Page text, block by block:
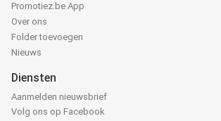
Promotiez.be App
Over ons
Folder toevoegen
Nieuws
Diensten
Aanmelden nieuwsbrief
Volg ons op Facebook